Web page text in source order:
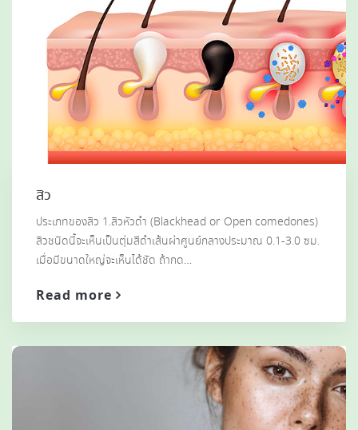
สิว
ประเภทของสิว 1.สิวหัวดำ (Blackhead or Open comedones)
สิวชนิดนี้จะเห็นเป็นตุ่มสีดำเส้นผ่าศูนย์กลางประมาณ 0.1-3.0 ซม.
เมื่อมีขนาดใหญ่จะเห็นได้ชัด ถ้ากด…
Read more